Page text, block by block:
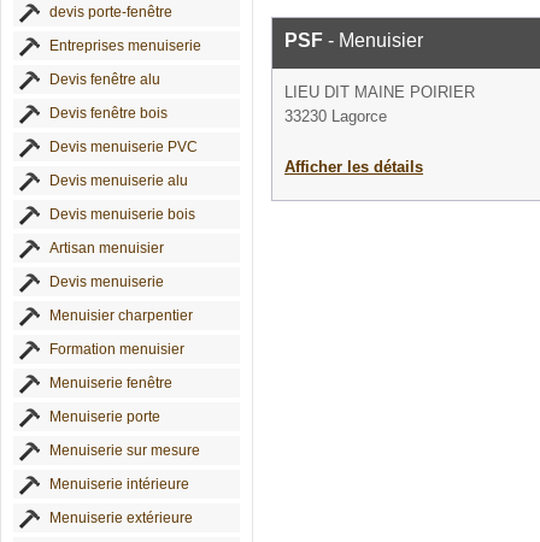
devis porte-fenêtre
Entreprises menuiserie
Devis fenêtre alu
Devis fenêtre bois
Devis menuiserie PVC
Devis menuiserie alu
Devis menuiserie bois
Artisan menuisier
Devis menuiserie
Menuisier charpentier
Formation menuisier
Menuiserie fenêtre
Menuiserie porte
Menuiserie sur mesure
Menuiserie intérieure
Menuiserie extérieure
PSF - Menuisier
LIEU DIT MAINE POIRIER
33230 Lagorce
Afficher les détails